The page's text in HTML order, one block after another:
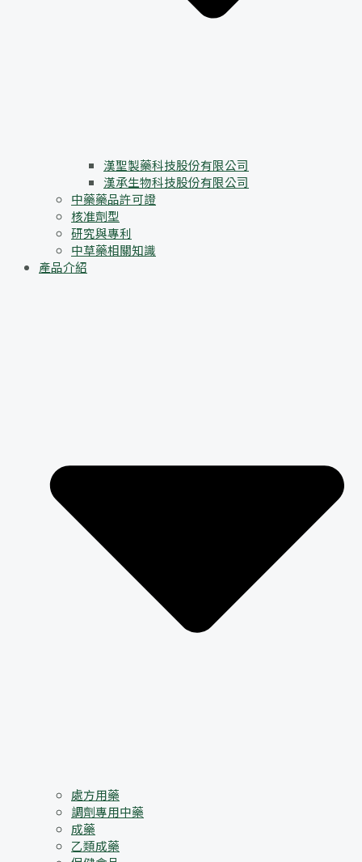
漢聖製藥科技股份有限公司
漢承生物科技股份有限公司
中藥藥品許可證
核准劑型
研究與專利
中草藥相關知識
產品介紹
處方用藥
調劑專用中藥
成藥
乙類成藥